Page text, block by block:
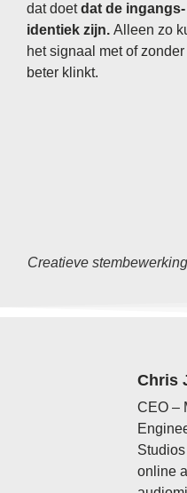
dat doetdat de
identiek zijn. Alleen zo
het signaal met of
beter klinkt.
Creatieve
Chris
CEO –
online